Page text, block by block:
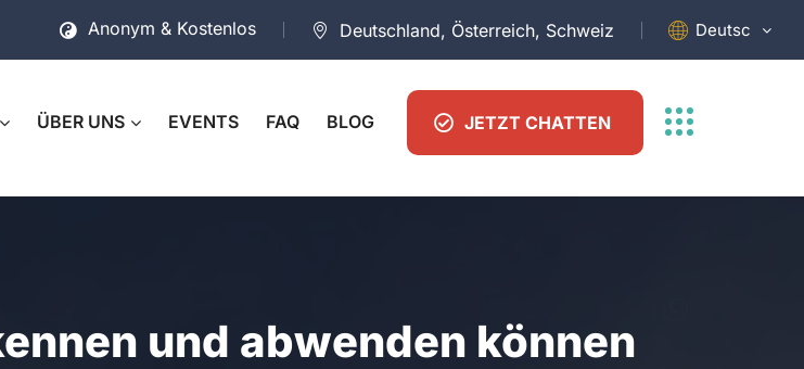
Anonym & Kostenlos Deutschland, Österreich, Schweiz Deutsch
ÜBER UNS EVENTS FAQ BLOG JETZT CHATTEN
und abwenden können